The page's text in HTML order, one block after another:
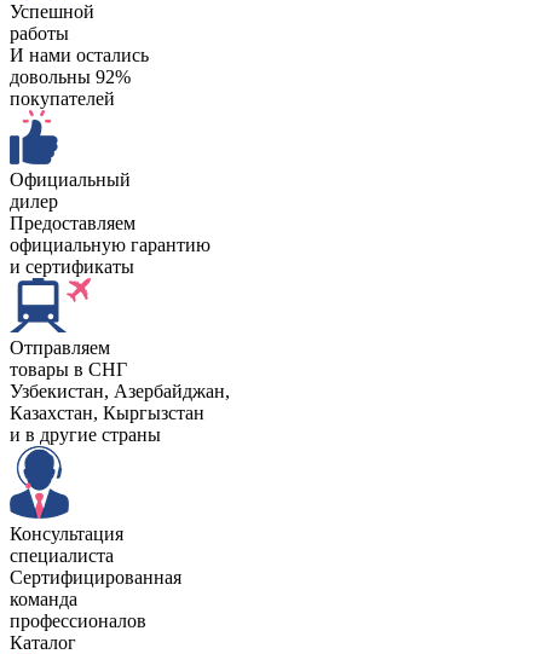
Успешной
работы
И нами остались
довольны 92%
покупателей
Официальный
дилер
Предоставляем
официальную гарантию
и сертификаты
Отправляем
товары в СНГ
Узбекистан, Aзербайджан,
Казахстан, Кыргызстан
и в другие страны
Консультация
специалиста
Сертифицированная
команда
профессионалов
Каталог